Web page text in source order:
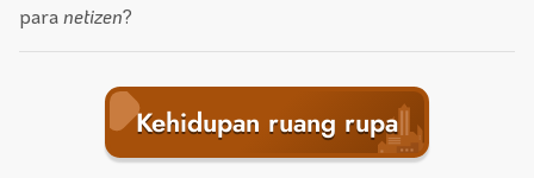
paranetizen?
Kehidupan ruang rupa